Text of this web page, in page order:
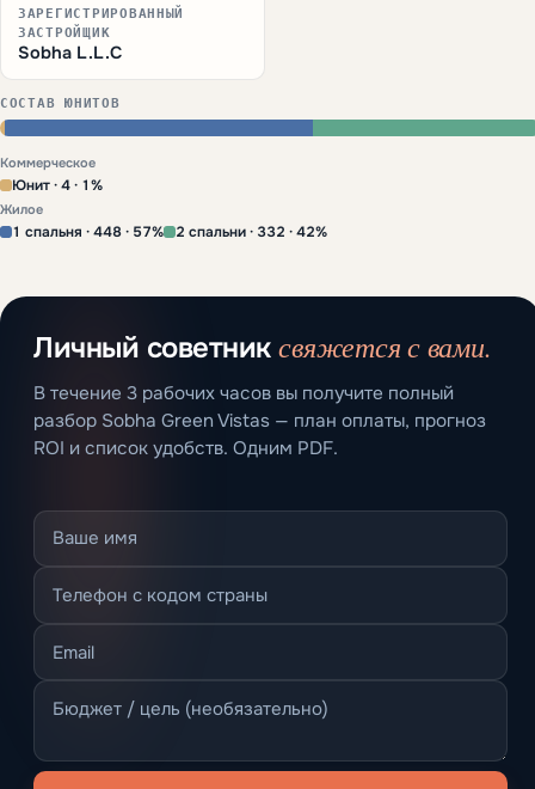
ЗАРЕГИСТРИРОВАННЫЙ
ЗАСТРОЙЩИК
Sobha L.L.C
СОСТАВ ЮНИТОВ
Коммерческое
Юнит · 4 · 1%
Жилое
1 спальня · 448 · 57% 2 спальни · 332 · 42%
Личный советниксвяжется с вами.
В течение 3 рабочих часов вы получите полный
разбор Sobha Green Vistas — план оплаты, прогноз
ROI и список удобств. Одним PDF.